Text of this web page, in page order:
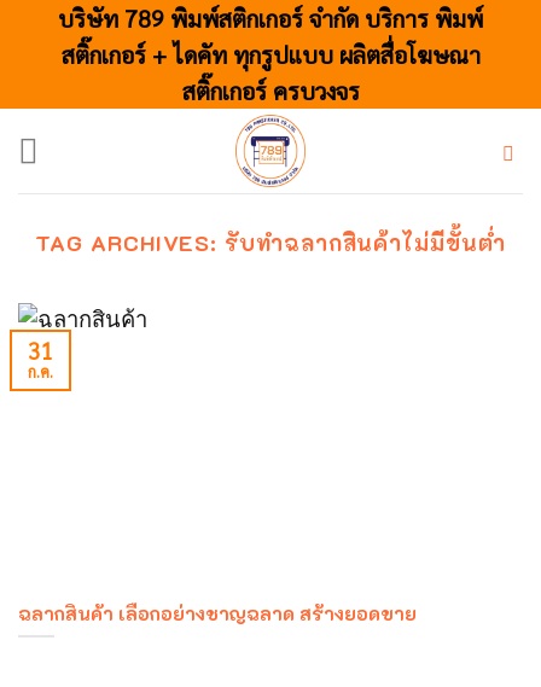
บริษัท 789 พิมพ์สติกเกอร์ จำกัด บริการ พิมพ์
สติ๊กเกอร์ + ไดคัท ทุกรูปแบบ ผลิตสื่อโฆษณา
สติ๊กเกอร์ ครบวงจร
TAG ARCHIVES: รับทำฉลากสินค้าไม่มีขั้นต่ำ
ฉลากสินค้า เลือกอย่างชาญฉลาด สร้างยอดขาย
31
ก.ค.